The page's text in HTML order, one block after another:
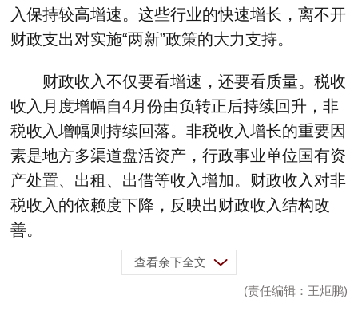
入保持较高增速。这些行业的快速增长，离不开
财政支出对实施“两新”政策的大力支持。
财政收入不仅要看增速，还要看质量。税收
收入月度增幅自4月份由负转正后持续回升，非
税收入增幅则持续回落。非税收入增长的重要因
素是地方多渠道盘活资产，行政事业单位国有资
产处置、出租、出借等收入增加。财政收入对非
税收入的依赖度下降，反映出财政收入结构改
善。
查看余下全文
(责任编辑：王炬鹏)